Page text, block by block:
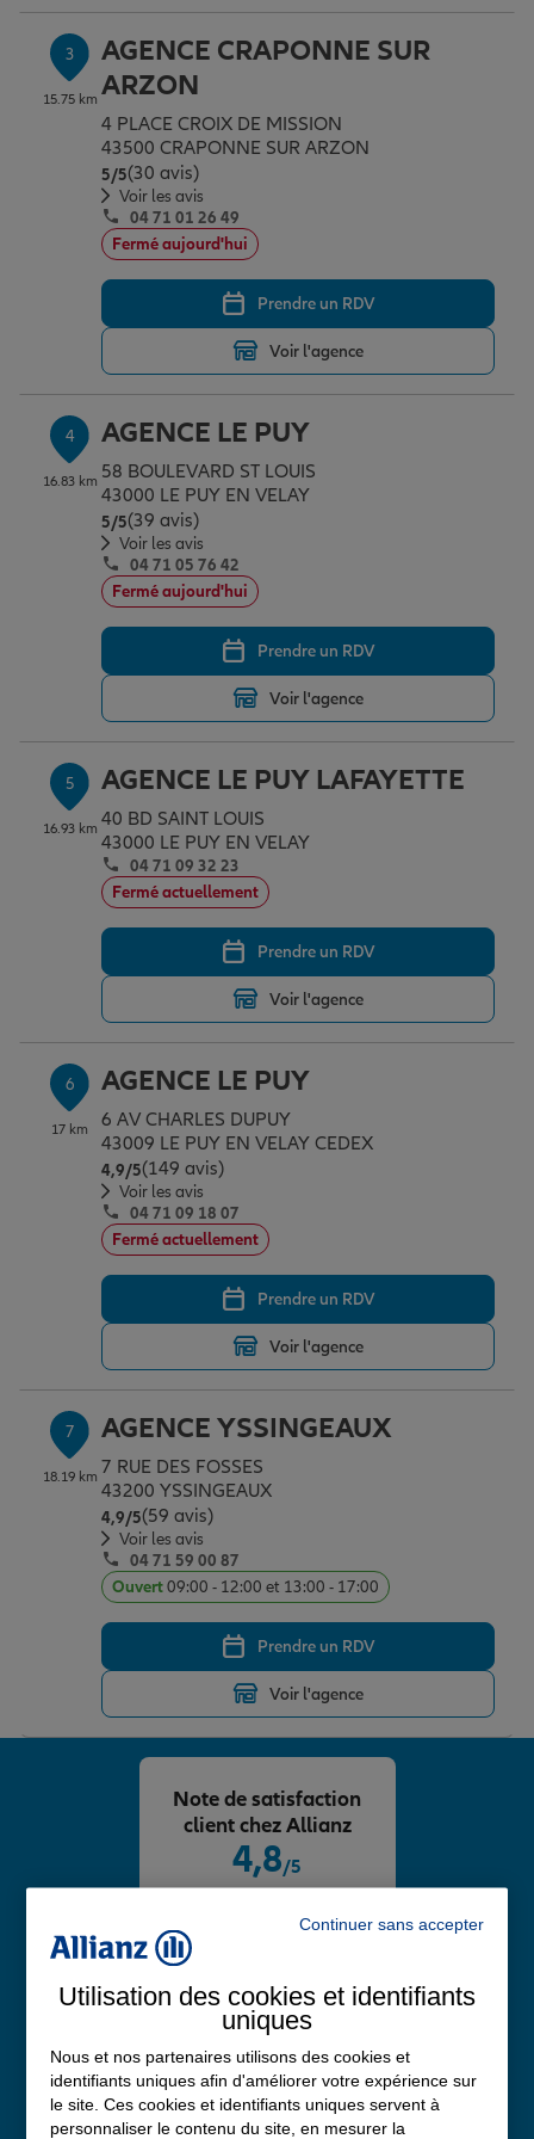
Garantie des accidents de la vie
Assurance scolaire
Protection juridique
Retraite
Tous nos devis d'assurance
3
15.75 km
AGENCE CRAPONNE SUR
ARZON
4 PLACE CROIX DE MISSION
43500 CRAPONNE SUR ARZON
5/5Note de 5 sur 5
(30 avis)
Voir les avis
04 71 01 26 49
Fermé aujourd'hui
Prendre un RDV
Voir l'agence
4
16.83 km
AGENCE LE PUY
58 BOULEVARD ST LOUIS
43000 LE PUY EN VELAY
5/5Note de 5 sur 5
(39 avis)
Voir les avis
04 71 05 76 42
Fermé aujourd'hui
Prendre un RDV
Voir l'agence
5
16.93 km
AGENCE LE PUY LAFAYETTE
40 BD SAINT LOUIS
43000 LE PUY EN VELAY
04 71 09 32 23
Fermé actuellement
Prendre un RDV
Voir l'agence
6
17 km
AGENCE LE PUY
6 AV CHARLES DUPUY
43009 LE PUY EN VELAY CEDEX
4,9/5Note de 4.9 sur 5
(149 avis)
Voir les avis
04 71 09 18 07
Fermé actuellement
Prendre un RDV
Voir l'agence
7
18.19 km
AGENCE YSSINGEAUX
7 RUE DES FOSSES
43200 YSSINGEAUX
4,9/5Note de 4.9 sur 5
(59 avis)
Voir les avis
04 71 59 00 87
Ouvert09:00 - 12:00 et 13:00 - 17:00
Prendre un RDV
Voir l'agence
4,8/5
Note de 4.8 sur 5
Avis Google
Note de satisfaction
client chez Allianz
Continuer sans accepter
Utilisation des cookies et identifiants
uniques
Nous et nos partenaires utilisons des cookies et
identifiants uniques afin d'améliorer votre expérience sur
le site. Ces cookies et identifiants uniques servent à
personnaliser le contenu du site, en mesurer la